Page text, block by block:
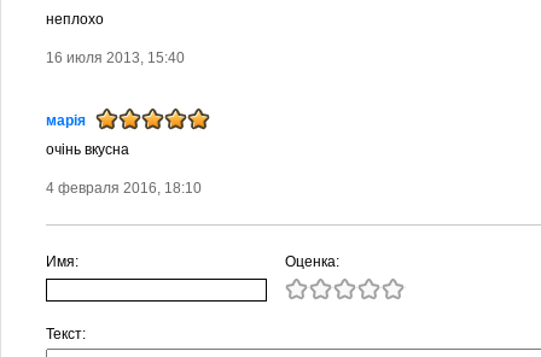
неплохо
16 июля 2013, 15:40
марія
очінь вкусна
4 февраля 2016, 18:10
Имя: Оценка:
Текст: